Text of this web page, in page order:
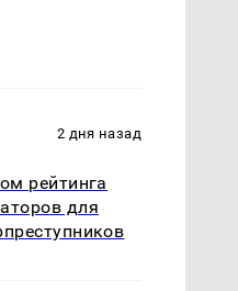
2 дня назад
рейтинга
для